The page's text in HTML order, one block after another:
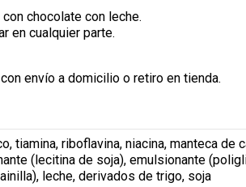
chocolate con leche.
en cualquier parte.
envío a domicilio o retiro en tienda.
tiamina, riboflavina, niacina, manteca
(lecitina de soja), emulsionante
leche, derivados de trigo, soja